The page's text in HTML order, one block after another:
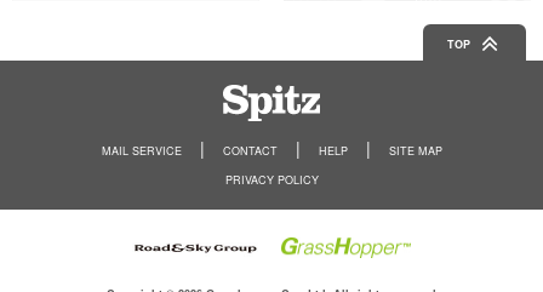
TOP
MAIL SERVICE CONTACT HELP
SITE MAP
PRIVACY POLICY